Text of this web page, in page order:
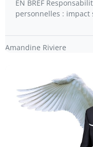
EN BREF
personnelles :
Amandine Riviere